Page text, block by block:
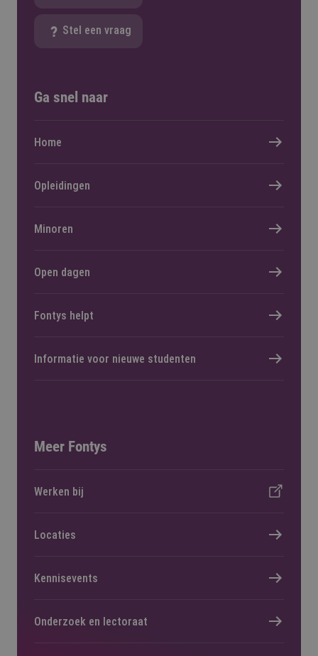
Stel een vraag
Ga snel naar
Home
Opleidingen
Minoren
Open dagen
Fontys helpt
Informatie voor nieuwe studenten
Meer Fontys
Werken bij
Locaties
Kennisevents
Onderzoek en lectoraat